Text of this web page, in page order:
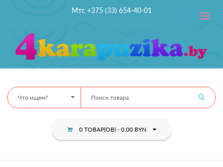
Мтс +375 (33) 654-40-01
Toggle
Что ищем?
0 ТОВАР(ОВ) - 0.00 BYN